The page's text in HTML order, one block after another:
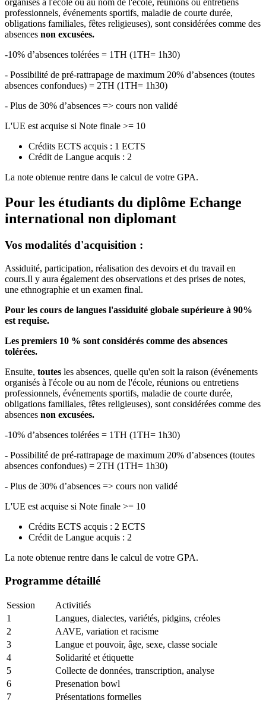
organisés à l'école ou au nom de l'école, réunions ou entretiens
professionnels, événements sportifs, maladie de courte durée,
obligations familiales, fêtes religieuses), sont considérées comme des
absences non excusées.
-10% d’absences tolérées = 1TH (1TH= 1h30)
- Possibilité de pré-rattrapage de maximum 20% d’absences (toutes
absences confondues) = 2TH (1TH= 1h30)
- Plus de 30% d’absences => cours non validé
L'UE est acquise si Note finale >= 10
Crédits ECTS acquis : 1 ECTS
Crédit de Langue acquis : 2
La note obtenue rentre dans le calcul de votre GPA.
Pour les étudiants du diplôme Echange
international non diplomant
Vos modalités d'acquisition :
Assiduité, participation, réalisation des devoirs et du travail en
cours.Il y aura également des observations et des prises de notes,
une ethnographie et un examen final.
Pour les cours de langues l'assiduité globale supérieure à 90%
est requise.
Les premiers 10 % sont considérés comme des absences
tolérées.
Ensuite, toutes les absences, quelle qu'en soit la raison (événements
organisés à l'école ou au nom de l'école, réunions ou entretiens
professionnels, événements sportifs, maladie de courte durée,
obligations familiales, fêtes religieuses), sont considérées comme des
absences non excusées.
-10% d’absences tolérées = 1TH (1TH= 1h30)
- Possibilité de pré-rattrapage de maximum 20% d’absences (toutes
absences confondues) = 2TH (1TH= 1h30)
- Plus de 30% d’absences => cours non validé
L'UE est acquise si Note finale >= 10
Crédits ECTS acquis : 2 ECTS
Crédit de Langue acquis : 2
La note obtenue rentre dans le calcul de votre GPA.
Programme détaillé
Session
Activitiés
1
Langues, dialectes, variétés, pidgins, créoles
2
AAVE, variation et racisme
3
Langue et pouvoir, âge, sexe, classe sociale
4
Solidarité et étiquette
5
Collecte de données, transcription, analyse
6
Presenation bowl
7
Présentations formelles